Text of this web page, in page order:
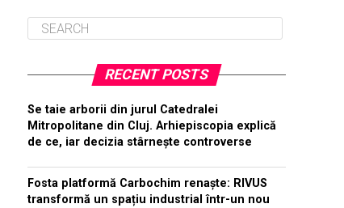
RECENT POSTS
Se taie arborii din jurul Catedralei
Mitropolitane din Cluj. Arhiepiscopia explică
de ce, iar decizia stârnește controverse
Fosta platformă Carbochim renaște: RIVUS
transformă un spațiu industrial într-un nou